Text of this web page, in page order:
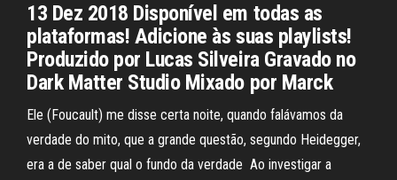
13 Dez 2018 Disponível em todas as
plataformas! Adicione às suas playlists!
Produzido por Lucas Silveira Gravado no
Dark Matter Studio Mixado por Marck
Ele (Foucault) me disse certa noite, quando falávamos da
verdade do mito, que a grande questão, segundo Heidegger,
era a de saber qual o fundo da verdade Ao investigar a